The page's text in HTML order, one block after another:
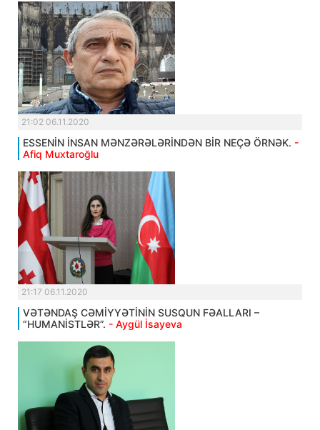
21:02 06.11.2020
ESSENİN İNSAN MƏNZƏRƏLƏRİNDƏN BİR NEÇƏ ÖRNƏK. -
Afiq Muxtaroğlu
21:17 06.11.2020
VƏTƏNDAŞ CƏMİYYƏTİNİN SUSQUN FƏALLARI –
“HUMANİSTLƏR”. - Aygül İsayeva